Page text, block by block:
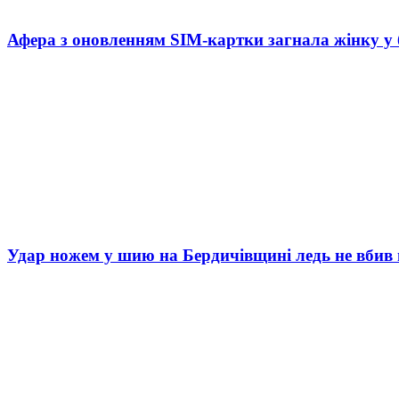
Афера з оновленням SIM-картки загнала жінку у
Удар ножем у шию на Бердичівщині ледь не вбив